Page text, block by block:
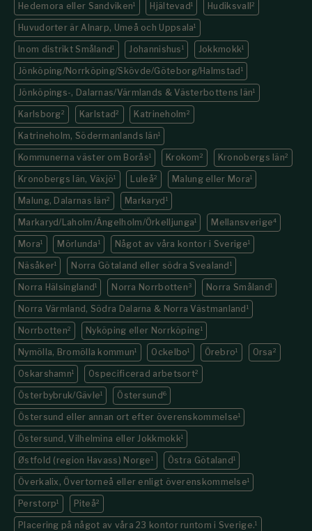
Hedemora eller Sandviken1 Hjältevad1 Hudiksvall2
Huvudorter är Alnarp, Umeå och Uppsala1
Inom distrikt Småland1 Johannishus 1 Jokkmokk1
Jönköping/Norrköping/Skövde/Göteborg/Halmstad 1
Jönköpings-, Dalarnas/Värmlands & Västerbottens län1
Karlsborg2 Karlstad2 Katrineholm 2
Katrineholm, Södermanlands län1
Kommunerna väster om Borås1 Krokom 2 Kronobergs län2
Kronobergs län, Växjö1 Luleå2 Malung eller Mora1
Malung, Dalarnas län2 Markaryd 1
Markaryd/Laholm/Ängelholm/Örkelljunga1 Mellansverige4
Mora1 Mörlunda 1 Något av våra kontor i Sverige1
Näsåker1 Norra Götaland eller södra Svealand 1
Norra Hälsingland1 Norra Norrbotten 3 Norra Småland1
Norra Värmland, Södra Dalarna & Norra Västmanland 1
Norrbotten2 Nyköping eller Norrköping1
Nymölla, Bromölla kommun1 Ockelbo1 Örebro1 Orsa 2
Oskarshamn1 Ospecificerad arbetsort2
Österbybruk/Gävle1 Östersund 6
Östersund eller annan ort efter överenskommelse1
Östersund, Vilhelmina eller Jokkmokk1
Østfold (region Havass) Norge 1 Östra Götaland1
Överkalix, Övertorneå eller enligt överenskommelse1
Perstorp1 Piteå2
Placering på något av våra 23 kontor runtom i Sverige.1